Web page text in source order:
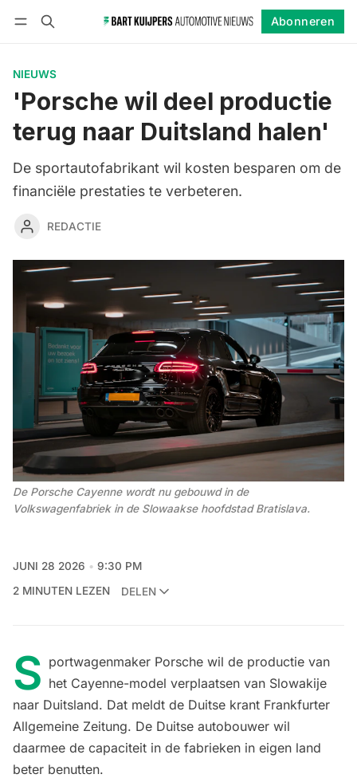
Abonneren
NIEUWS
'Porsche wil deel productie
terug naar Duitsland halen'
De sportautofabrikant wil kosten besparen om de
financiële prestaties te verbeteren.
REDACTIE
De Porsche Cayenne wordt nu gebouwd in de
Volkswagenfabriek in de Slowaakse hoofdstad Bratislava.
JUNI 28 2026
9:30 PM
2 MINUTEN LEZEN
DELEN
S portwagenmaker Porsche wil de productie van
het Cayenne-model verplaatsen van Slowakije
naar Duitsland. Dat meldt de Duitse krant Frankfurter
Allgemeine Zeitung. De Duitse autobouwer wil
daarmee de capaciteit in de fabrieken in eigen land
beter benutten.